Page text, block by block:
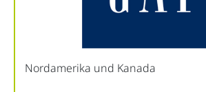
Nordamerika und Kanada